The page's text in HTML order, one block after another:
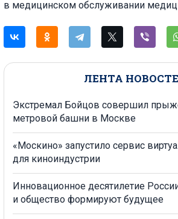
ЛЕНТА
Экстремал Бойцов совершил
метровой башни в Москве
«Москино» запустило сервис
для киноиндустрии
Инновационное десятилетие
и общество формируют будущее
в медицинском обслуживании